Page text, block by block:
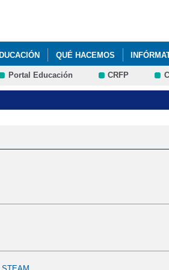
QUÉ HACEMOS
LA VIOLENCIA DE GÉNERO
Portal Educación CRFP